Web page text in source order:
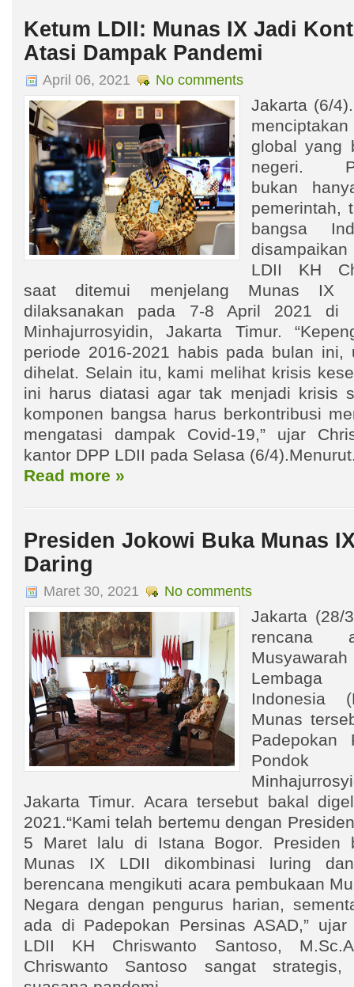
Ketum LDII: Munas IX Jadi
Atasi Dampak Pandemi
April 06, 2021 No comments
Jakarta (6/
global yang
negeri.
bukan
pemerintah,
bangsa
LDII KH
saat ditemui menjelang Munas IX
dilaksanakan pada 7-8 April 2021 di
Minhajurrosyidin, Jakarta Timur.
periode 2016-2021 habis pada bulan ini,
dihelat. Selain itu, kami melihat krisis
ini harus diatasi agar tak menjadi krisis
komponen bangsa harus berkontribusi
mengatasi dampak Covid-19,” ujar
kantor DPP LDII pada Selasa (6/
Read more »
Presiden Jokowi Buka Munas
Daring
Maret 30, 2021 No comments
Jakarta (28/
rencana
Indonesia
Munas
Padepokan
Jakarta Timur. Acara tersebut bakal
2021.“Kami telah bertemu dengan
5 Maret lalu di Istana Bogor. Presiden
Munas IX LDII dikombinasi luring
berencana mengikuti acara pembukaan
Negara dengan pengurus harian,
ada di Padepokan Persinas ASAD,”
LDII KH Chriswanto Santoso,
Chriswanto Santoso sangat strategis,